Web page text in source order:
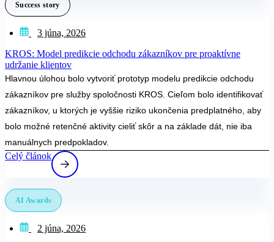
Success story
3 júna, 2026
KROS: Model predikcie odchodu zákazníkov pre proaktívne
udržanie klientov
Hlavnou úlohou bolo vytvoriť prototyp modelu predikcie odchodu
zákazníkov pre služby spoločnosti KROS. Cieľom bolo identifikovať
zákazníkov, u ktorých je vyššie riziko ukončenia predplatného, aby
bolo možné retenčné aktivity cieliť skôr a na základe dát, nie iba
manuálnych predpokladov.
Celý článok
AI Awards
2 júna, 2026